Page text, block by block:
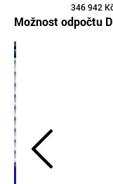
346 942
Možnost odpočtu